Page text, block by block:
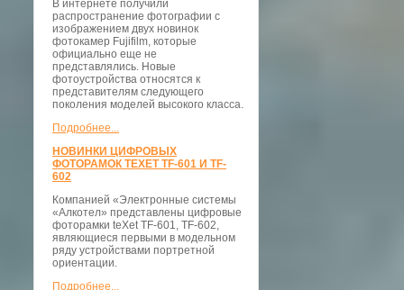
В интернете получили
распространение фотографии с
изображением двух новинок
фотокамер Fujifilm, которые
официально еще не
представлялись. Новые
фотоустройства относятся к
представителям следующего
поколения моделей высокого класса.
Подробнее...
НОВИНКИ ЦИФРОВЫХ
ФОТОРАМОК TEXET TF-601 И TF-
602
Компанией «Электронные системы
«Алкотел» представлены цифровые
фоторамки teXet TF-601, TF-602,
являющиеся первыми в модельном
ряду устройствами портретной
ориентации.
Подробнее...